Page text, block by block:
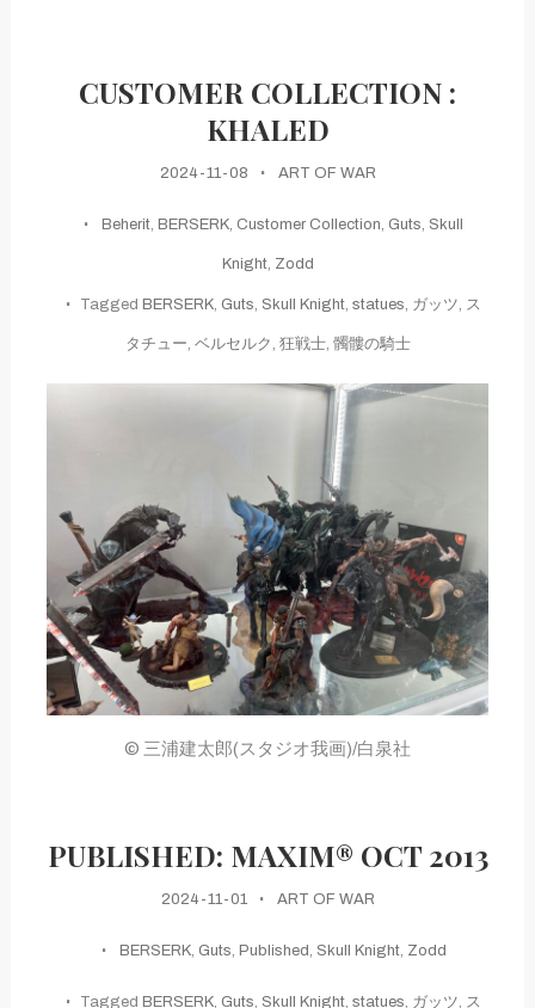
CUSTOMER COLLECTION :
KHALED
2024-11-08 ART OF WAR
Beherit, BERSERK, Customer Collection, Guts, Skull
Knight, Zodd
Tagged BERSERK, Guts, Skull Knight, statues, ガッツ, ス
タチュー, ベルセルク , 狂戦士, 髑髏の騎士
© 三浦建太郎(スタジオ我画)/白泉社
PUBLISHED: MAXIM® OCT 2013
2024-11-01 ART OF WAR
BERSERK, Guts Published Skull Knight, Zodd
Tagged BERSERK Guts Skull Knight statues ガッツ ス